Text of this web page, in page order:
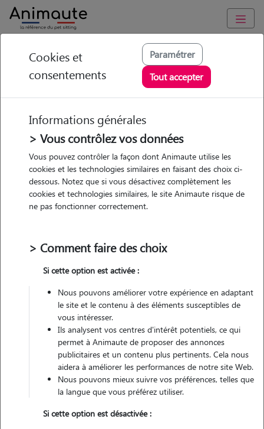
Animaute Nouvelle Aquitaine Gironde/Bordeaux
Axelle - Petsitter à
BORDEAUX
• 25 ans
Non véhiculé
Contacter
L'envoi d'une demande est sans engagement
Cookies et
consentements
Paramétrer
Tout accepter
Informations générales
> Vous contrôlez vos données
Vous pouvez contrôler la façon dont Animaute utilise les
cookies et les technologies similaires en faisant des choix ci-
dessous. Notez que si vous désactivez complètement les
cookies et technologies similaires, le site Animaute risque de
ne pas fonctionner correctement.
> Comment faire des choix
Si cette option est activée :
Nous pouvons améliorer votre expérience en adaptant
le site et le contenu à des éléments susceptibles de
vous intéresser.
Ils analysent vos centres d'intérêt potentiels, ce qui
permet à Animaute de proposer des annonces
publicitaires et un contenu plus pertinents. Cela nous
aidera à améliorer les performances de notre site Web.
Nous pouvons mieux suivre vos préférences, telles que
la langue que vous préférez utiliser.
Si cette option est désactivée :